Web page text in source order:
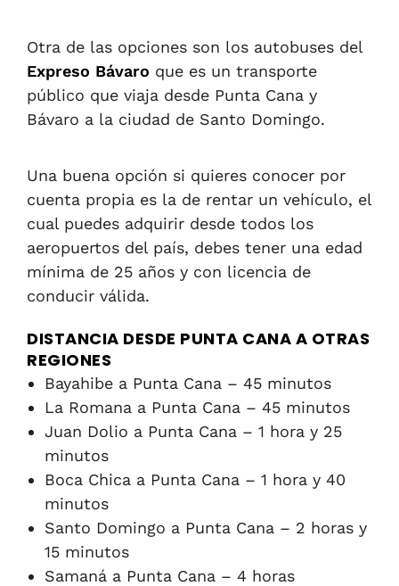
Otra de las opciones son los autobuses del
Expreso Bávaro que es un transporte
público que viaja desde Punta Cana y
Bávaro a la ciudad de Santo Domingo.
Una buena opción si quieres conocer por
cuenta propia es la de rentar un vehículo, el
cual puedes adquirir desde todos los
aeropuertos del país, debes tener una edad
mínima de 25 años y con licencia de
conducir válida.
DISTANCIA DESDE PUNTA CANA A OTRAS
REGIONES
Bayahibe a Punta Cana – 45 minutos
La Romana a Punta Cana – 45 minutos
Juan Dolio a Punta Cana – 1 hora y 25
minutos
Boca Chica a Punta Cana – 1 hora y 40
minutos
Santo Domingo a Punta Cana – 2 horas y
15 minutos
Samaná a Punta Cana – 4 horas